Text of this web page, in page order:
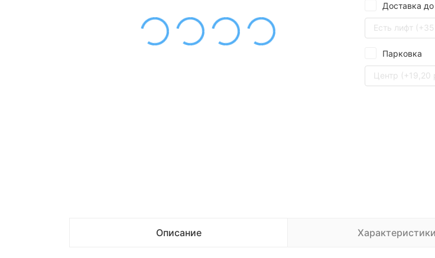
Доставка
Есть лифт
Парковка
Центр (+19,20
Описание Характеристики